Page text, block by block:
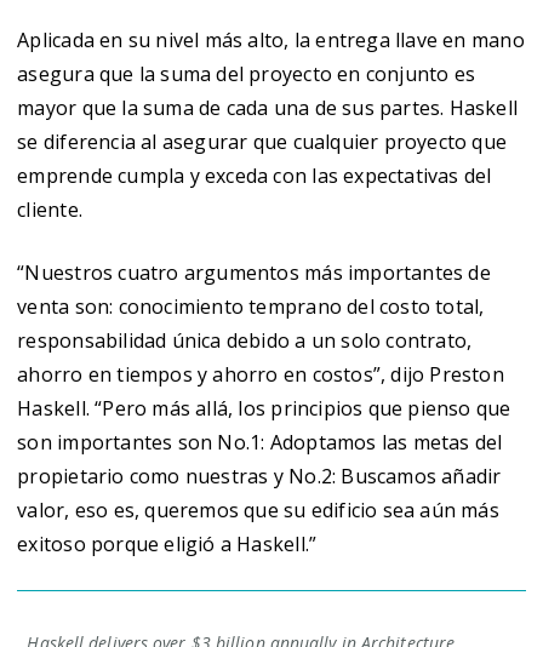
Aplicada en su nivel más alto, la entrega llave en mano
asegura que la suma del proyecto en conjunto es
mayor que la suma de cada una de sus partes. Haskell
se diferencia al asegurar que cualquier proyecto que
emprende cumpla y exceda con las expectativas del
cliente.
“Nuestros cuatro argumentos más importantes de
venta son: conocimiento temprano del costo total,
responsabilidad única debido a un solo contrato,
ahorro en tiempos y ahorro en costos”, dijo Preston
Haskell. “Pero más allá, los principios que pienso que
son importantes son No.1: Adoptamos las metas del
propietario como nuestras y No.2: Buscamos añadir
valor, eso es, queremos que su edificio sea aún más
exitoso porque eligió a Haskell.”